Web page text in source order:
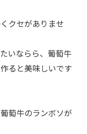
クセがありませ
いならら、葡萄牛
ると美味しいです
萄牛のランボソが